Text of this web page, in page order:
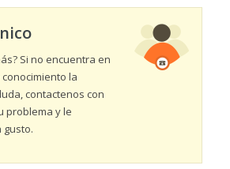
Si no encuentra en
la
contactenos con
problema y le
gusto.